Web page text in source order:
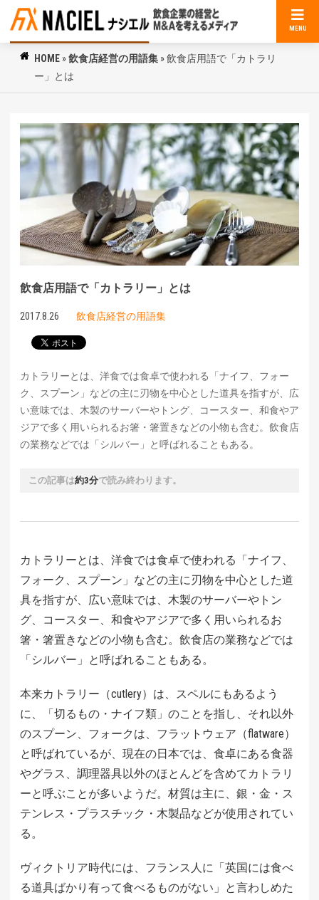
MENU
HOME »飲食店経営の用語集 »飲食店用語で「カトラリ
ー」とは
飲食店用語で「カトラリー」とは
2017.8.26 飲食店経営の用語集
カトラリーとは、洋食では食卓で使われる「ナイフ、フォー
ク、スプーン」などの主に刃物を中心とした道具を指すが、広
い意味では、木製のサーバーやトング、コースター、和食やア
ジアで多く用いられるお箸・箸置きなどの小物も含む。飲食店
の業務などでは「シルバー」と呼ばれることもある。
この記事は約3分で読み終わります。
カトラリーとは、洋食では食卓で使われる「ナイフ、
フォーク、スプーン」などの主に刃物を中心とした道
具を指すが、広い意味では、木製のサーバーやトン
グ、コースター、和食やアジアで多く用いられるお
箸・箸置きなどの小物も含む。飲食店の業務などでは
「シルバー」と呼ばれることもある。
本来カトラリー（cutlery）は、スペルにもあるよう
に、「切るもの・ナイフ類」のことを指し、それ以外
のスプーン、フォークは、フラットウェア（flatware）
と呼ばれているが、現在の日本では、食卓にある食器
やグラス、調理器具以外のほとんどを含めてカトラリ
ーと呼ぶことが多いようだ。材質は主に、銀・金・ス
テンレス・プラスチック・木製品などが使用されてい
る。
ヴィクトリア時代には、フランス人に「英国には食べ
る道具ばかり有って食べるものがない」と言わしめた